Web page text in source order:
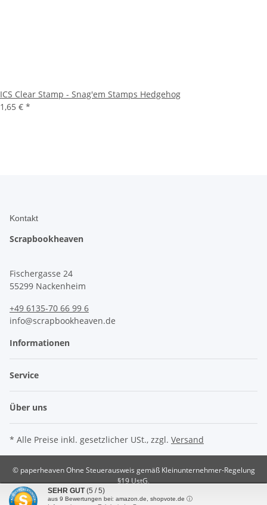
ICS Clear Stamp - Snag'em Stamps Hedgehog
1,65 € *
Kontakt
Scrapbookheaven
Fischergasse 24
55299 Nackenheim
+49 6135-70 66 99 6
info@scrapbookheaven.de
Informationen
Service
Über uns
* Alle Preise inkl. gesetzlicher USt., zzgl. Versand
© paperheaven Ohne Steuerausweis gemäß Kleinunternehmer-Regelung
§19 UstG.
Powered by
SEHR GUT (5 / 5)
aus 9 Bewertungen bei: amazon.de, shopvote.de ⓘ